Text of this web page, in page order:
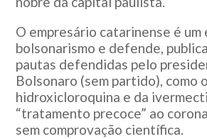
O empresário catarinense é
bolsonarismo e defende,
pautas defendidas pelo
Bolsonaro (sem partido), como
hidroxicloroquina e da
“tratamento precoce” ao
sem comprovação científica.